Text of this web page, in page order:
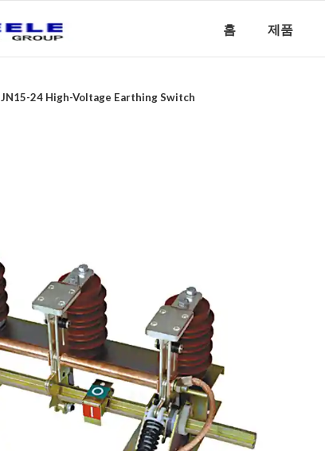
홈 제품
JN15-24 High-Voltage Earthing Switch